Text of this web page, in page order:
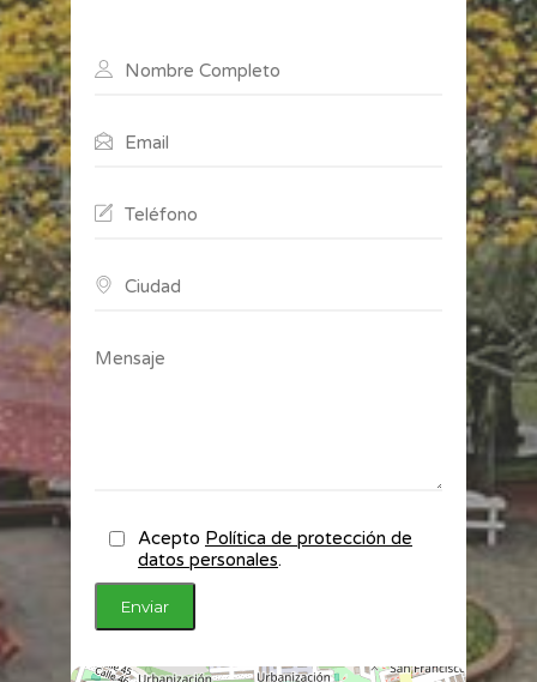
Acepto Política de protección de
datos personales.
Enviar